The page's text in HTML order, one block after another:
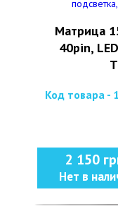
Матрица
40pin,
Код товара -
2 150
Нет в